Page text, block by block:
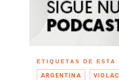
ETIQUETAS DE ESTA
ARGENTINA